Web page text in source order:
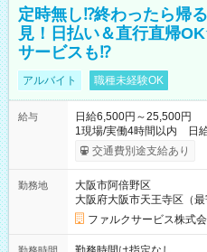
定時無し⁉終わったら帰
見！日払い＆直行直帰
サービスも⁉
アルバイト 職種未経験OK
給与
日給6,500円～25,500円
1現場/実働4時間以内 日
働4時間以内)あたりの給
時間以内)をお任せします
～」ですが、今なら初出
円】のボーナスが！★（そ
よっては早く終わること
ません！ ≪給与例≫ ・週1日勤務 ㈪～㈮は本業のため㈯のみ
1現場/6.500×2現場＝日給
交通費別途支給あり
勤務地
大阪市阿倍野区
大阪府大阪市天王寺区（
ファルクサービス株式